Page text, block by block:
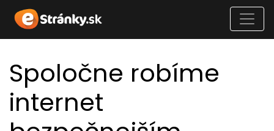
Spoločne robíme
internet